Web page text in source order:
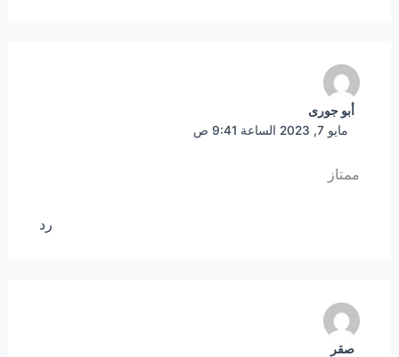
أبو جورى
مايو 7, 2023 الساعة 9:41 ص
ممتاز
رد
صقر